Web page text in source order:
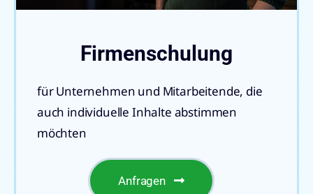
Firmenschulung
für Unternehmen und Mitarbeitende, die
auch individuelle Inhalte abstimmen
möchten
Anfragen